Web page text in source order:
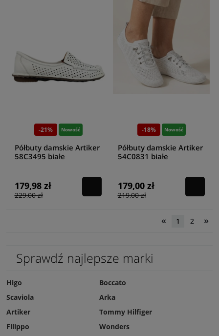
-21% Nowość
Półbuty damskie Artiker
58C3495 białe
179,98 zł
229,00 zł
-18% Nowość
Półbuty damskie Artiker
54C0831 białe
179,00 zł
219,00 zł
« 1 2 »
Sprawdź najlepsze marki
Higo
Scaviola
Artiker
Filippo
Boccato
Arka
Tommy Hilfiger
Wonders